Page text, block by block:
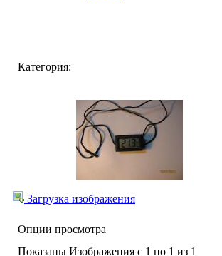
Категория:
Загрузка изображения
Опции просмотра
Показаны Изображения с 1 по 1 из 1